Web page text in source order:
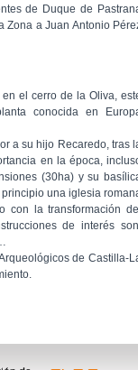
de Duque de
Zona a Juan Antonio
el cerro de la Oliva,
conocida en
a su hijo Recaredo, tras
en la época,
(30ha) y su
una iglesia
con la transformación del
de interés
de Castilla-